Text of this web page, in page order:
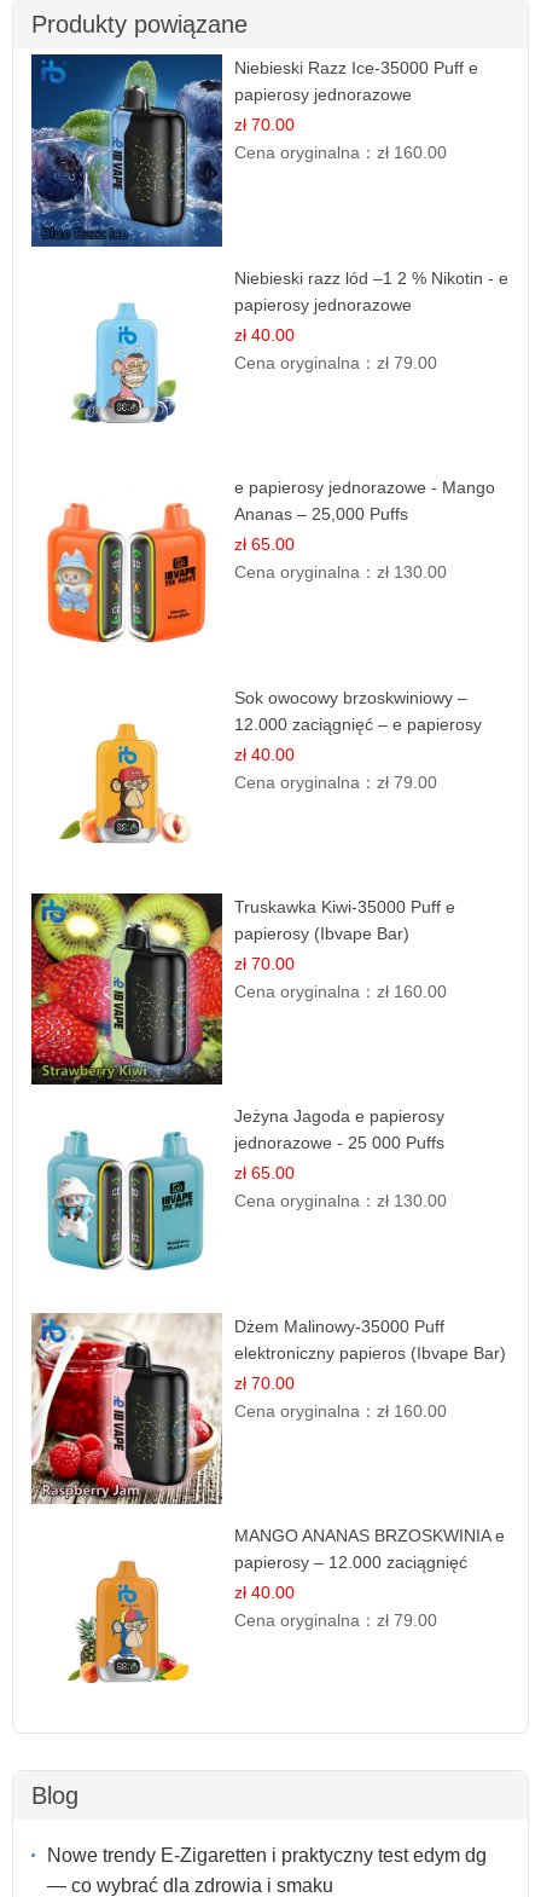
Produkty powiązane
Niebieski Razz Ice-35000 Puff e
papierosy jednorazowe
zł 70.00
Cena oryginalna：zł 160.00
Niebieski razz lód –1 2 % Nikotin - e
papierosy jednorazowe
zł 40.00
Cena oryginalna：zł 79.00
e papierosy jednorazowe - Mango
Ananas – 25,000 Puffs
zł 65.00
Cena oryginalna：zł 130.00
Sok owocowy brzoskwiniowy –
12.000 zaciągnięć – e papierosy
jednorazowe
zł 40.00
Cena oryginalna：zł 79.00
Truskawka Kiwi-35000 Puff e
papierosy (Ibvape Bar)
zł 70.00
Cena oryginalna：zł 160.00
Jeżyna Jagoda e papierosy
jednorazowe - 25 000 Puffs
zł 65.00
Cena oryginalna：zł 130.00
Dżem Malinowy-35000 Puff
elektroniczny papieros (Ibvape Bar)
zł 70.00
Cena oryginalna：zł 160.00
MANGO ANANAS BRZOSKWINIA e
papierosy – 12.000 zaciągnięć
zł 40.00
Cena oryginalna：zł 79.00
Blog
Nowe trendy E-Zigaretten i praktyczny test edym dg
— co wybrać dla zdrowia i smaku